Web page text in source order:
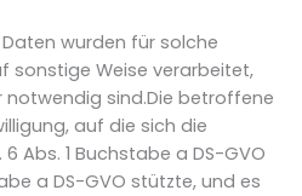
wurden für solche
sonstige Weise verarbeitet,
notwendig sind.Die betroffene
auf die sich die
Abs. 1 Buchstabe a DS-GVO
a DS-GVO stützte, und es